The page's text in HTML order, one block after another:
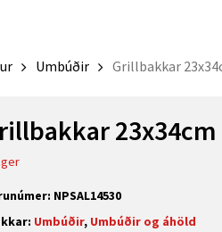
Umbúðir Grillbakkar
23x34cm
NPSAL14530
Umbúðir, Umbúðir og áhöld